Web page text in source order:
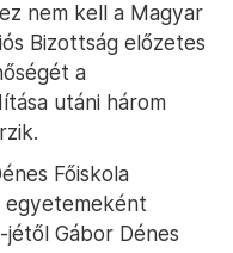
nem kell a Magyar
Bizottság előzetes
a
utáni három
Főiskola
Gábor Dénes